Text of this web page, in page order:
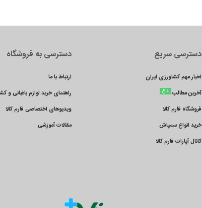
دسترسی سریع
اخبار مهم کشاورزی ایران
آخرین مطالب داغ
فروشگاه فارم کالا
خرید انواع سمپاش
کانال آپارات فارم کالا
دسترسی به فروشگاه
ارتباط با ما
راهنمای خرید لوازم باغبانی و
ویدیوهای اختصاصی فارم کالا
مقالات آموزشی